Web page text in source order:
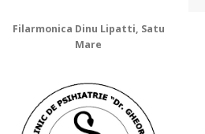
Filarmonica Dinu Lipatti, Satu
Mare